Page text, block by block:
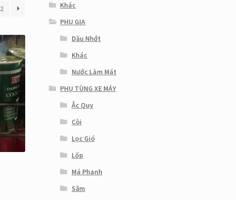
2
Khác
PHỤ GIA
Dầu Nhớt
Khác
Nước Làm Mát
PHỤ TÙNG XE MÁY
Ắc Quy
Còi
Lọc Gió
Lốp
Má Phanh
Săm